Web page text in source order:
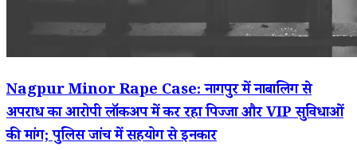
Nagpur Minor Rape Case: नागपुर में नाबालिग से
अपराध का आरोपी लॉकअप में कर रहा पिज्जा और VIP सुविधाओं
की मांग; पुलिस जांच में सहयोग से इनकार